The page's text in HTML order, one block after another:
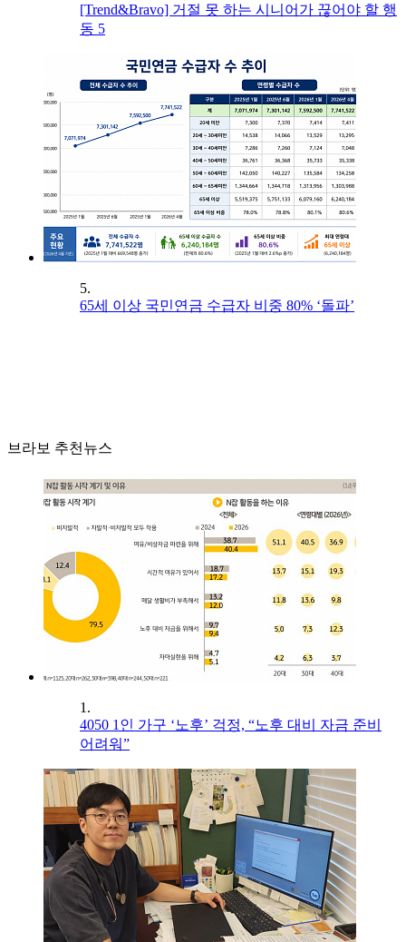
[Trend&Bravo] 거절 못 하는 시니어가 끊어야 할 행
동 5
5.
65세 이상 국민연금 수급자 비중 80% ‘돌파’
브라보 추천뉴스
1.
4050 1인 가구 ‘노후’ 걱정, “노후 대비 자금 준비
어려워”